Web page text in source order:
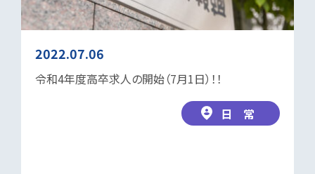
2022.07.06
令和4年度高卒求人の開始（7月1日）！！
日 常